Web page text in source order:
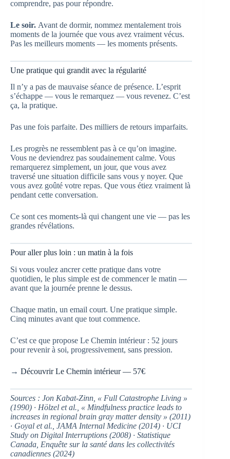
comprendre, pas pour répondre.
Le soir. Avant de dormir, nommez mentalement trois
moments de la journée que vous avez vraiment vécus.
Pas les meilleurs moments — les moments présents.
Une pratique qui grandit avec la régularité
Il n’y a pas de mauvaise séance de présence. L’esprit
s’échappe — vous le remarquez — vous revenez. C’est
ça, la pratique.
Pas une fois parfaite. Des milliers de retours imparfaits.
Les progrès ne ressemblent pas à ce qu’on imagine.
Vous ne deviendrez pas soudainement calme. Vous
remarquerez simplement, un jour, que vous avez
traversé une situation difficile sans vous y noyer. Que
vous avez goûté votre repas. Que vous étiez vraiment là
pendant cette conversation.
Ce sont ces moments-là qui changent une vie — pas les
grandes révélations.
Pour aller plus loin : un matin à la fois
Si vous voulez ancrer cette pratique dans votre
quotidien, le plus simple est de commencer le matin —
avant que la journée prenne le dessus.
Chaque matin, un email court. Une pratique simple.
Cinq minutes avant que tout commence.
C’est ce que propose Le Chemin intérieur : 52 jours
pour revenir à soi, progressivement, sans pression.
→ Découvrir Le Chemin intérieur — 57€
Sources : Jon Kabat-Zinn, « Full Catastrophe Living »
(1990) · Hölzel et al., « Mindfulness practice leads to
increases in regional brain gray matter density » (2011)
· Goyal et al., JAMA Internal Medicine (2014) · UCI
Study on Digital Interruptions (2008) · Statistique
Canada, Enquête sur la santé dans les collectivités
canadiennes (2024)